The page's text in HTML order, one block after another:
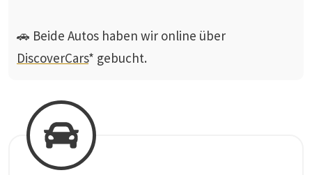
🚗 Beide Autos haben wir online über
DiscoverCars* gebucht.